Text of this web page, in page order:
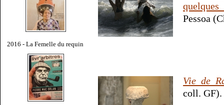
2016 - La Femelle du requin
Pessoa
Vie de
coll. GF).